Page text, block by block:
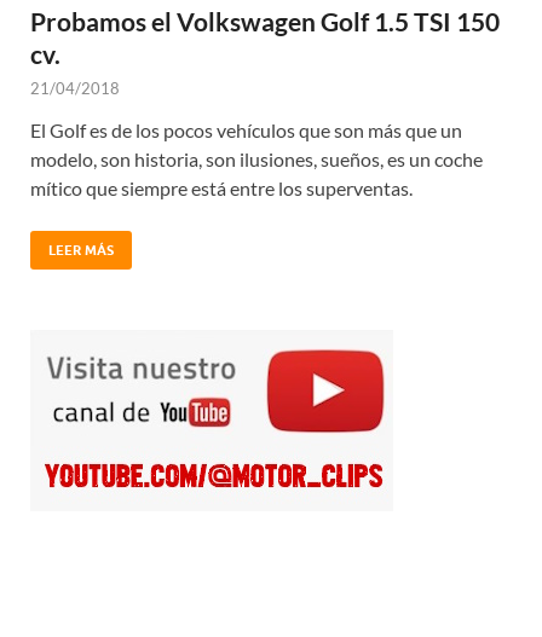
Probamos el Volkswagen Golf 1.5 TSI 150
cv.
21/04/2018
El Golf es de los pocos vehículos que son más que un
modelo, son historia, son ilusiones, sueños, es un coche
mítico que siempre está entre los superventas.
LEER MÁS